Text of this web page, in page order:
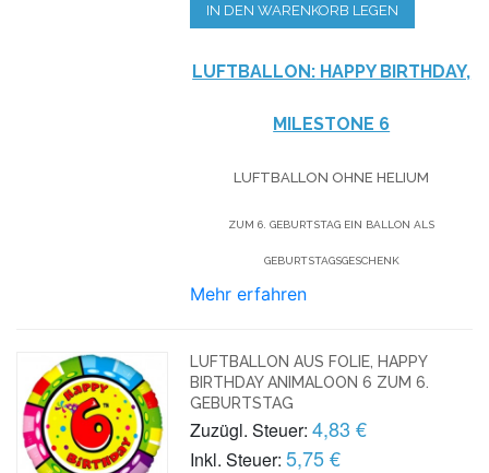
IN DEN WARENKORB LEGEN
LUFTBALLON: HAPPY BIRTHDAY,
MILESTONE 6
LUFTBALLON OHNE HELIUM
ZUM 6. GEBURTSTAG EIN BALLON ALS
GEBURTSTAGSGESCHENK
Mehr erfahren
LUFTBALLON AUS FOLIE, HAPPY
BIRTHDAY ANIMALOON 6 ZUM 6.
GEBURTSTAG
Zuzügl. Steuer: 4,83 €
Inkl. Steuer: 5,75 €